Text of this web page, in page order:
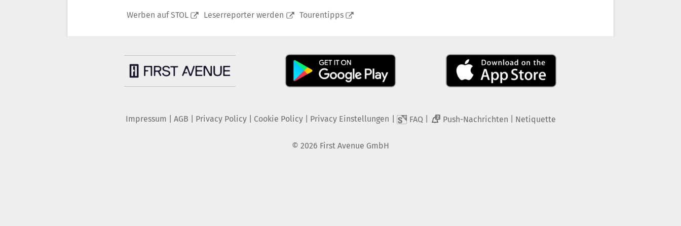
Werben auf STOL Leserreporter werden Tourentipps
Impressum AGB Privacy Policy| Cookie Policy| Privacy Einstellungen FAQ 2 Push-Nachrichten Netiquette
© 2026 First Avenue GmbH